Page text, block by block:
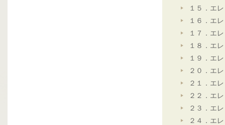
１５．エ
１６．エ
１７．エ
１８．エ
１９．エ
２０．エ
２１．エ
２２．エ
２３．エ
２４．エ